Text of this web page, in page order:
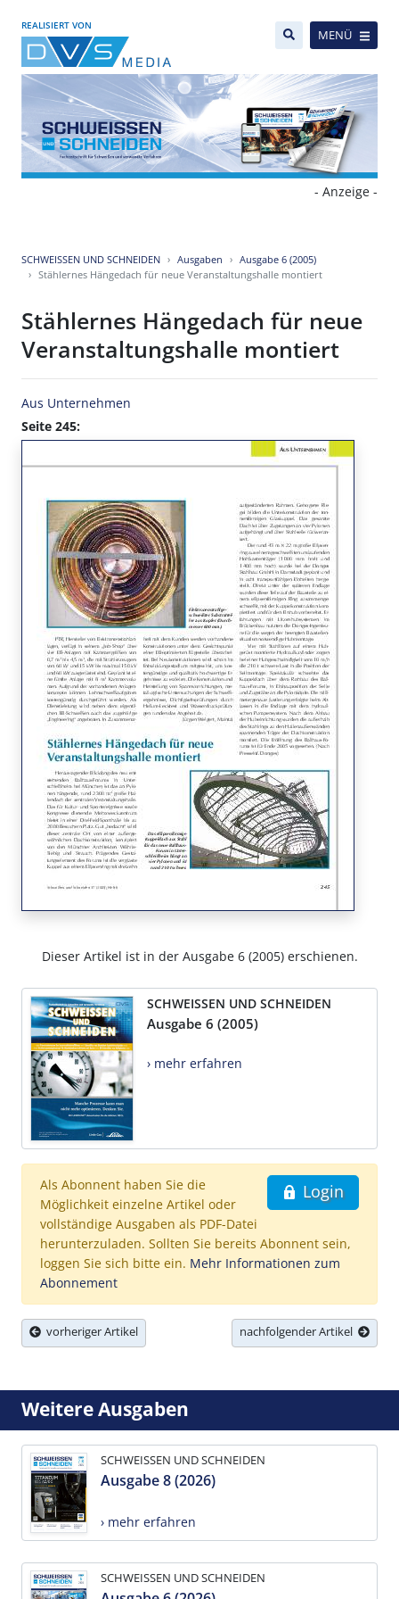
REALISIERT VON
MENÜ
- Anzeige -
SCHWEISSEN UND SCHNEIDEN Ausgaben
Ausgabe 6 (2005)
Stählernes Hängedach für neue Veranstaltungshalle montiert
Stählernes Hängedach für neue
Veranstaltungshalle montiert
Aus Unternehmen
Seite 245:
Dieser Artikel ist in der Ausgabe 6 (2005) erschienen.
SCHWEISSEN UND SCHNEIDEN
Ausgabe 6 (2005)
› mehr erfahren
Login
Als Abonnent haben Sie die
Möglichkeit einzelne Artikel oder
vollständige Ausgaben als PDF-Datei
herunterzuladen. Sollten Sie bereits Abonnent sein,
loggen Sie sich bitte ein. Mehr Informationen zum
Abonnement
vorheriger Artikel nachfolgender Artikel
Weitere Ausgaben
SCHWEISSEN UND SCHNEIDEN
Ausgabe 8 (2026)
› mehr erfahren
SCHWEISSEN UND SCHNEIDEN